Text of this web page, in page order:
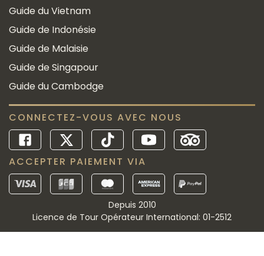
Guide du Vietnam
Guide de Indonésie
Guide de Malaisie
Guide de Singapour
Guide du Cambodge
CONNECTEZ-VOUS AVEC NOUS
Depuis 2010
Licence de Tour Opérateur International: 01-2512
ACCEPTER PAIEMENT VIA